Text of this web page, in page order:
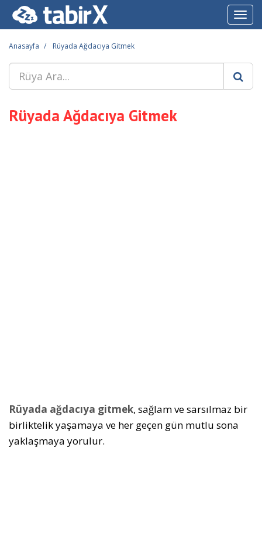
Anasayfa Rüyada Ağdacıya Gitmek
Rüyada Ağdacıya Gitmek
Rüyada ağdacıya gitmek, sağlam ve sarsılmaz bir
birliktelik yaşamaya ve her geçen gün mutlu sona
yaklaşmaya yorulur.